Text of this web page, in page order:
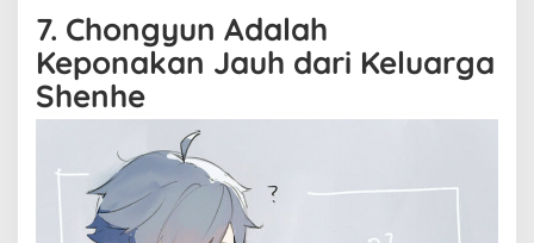
7. Chongyun Adalah
Keponakan Jauh dari Keluarga
Shenhe